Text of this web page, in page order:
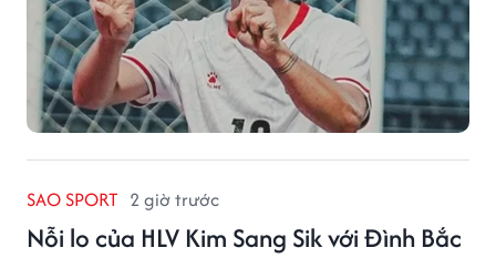
SAO SPORT 2 giờ trước
Nỗi lo của HLV Kim Sang Sik với Đình Bắc